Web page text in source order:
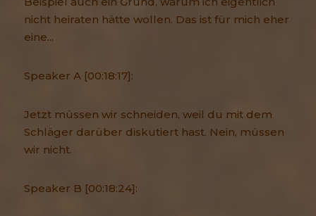
nicht heiraten hätte wollen. Das ist für mich eher
eine...
Speaker A [00:18:17]:
Jetzt müssen wir schneiden, weil du mit dem
Schläger darüber diskutiert hast. Nein, müssen
wir nicht.
Speaker B [00:18:24]: